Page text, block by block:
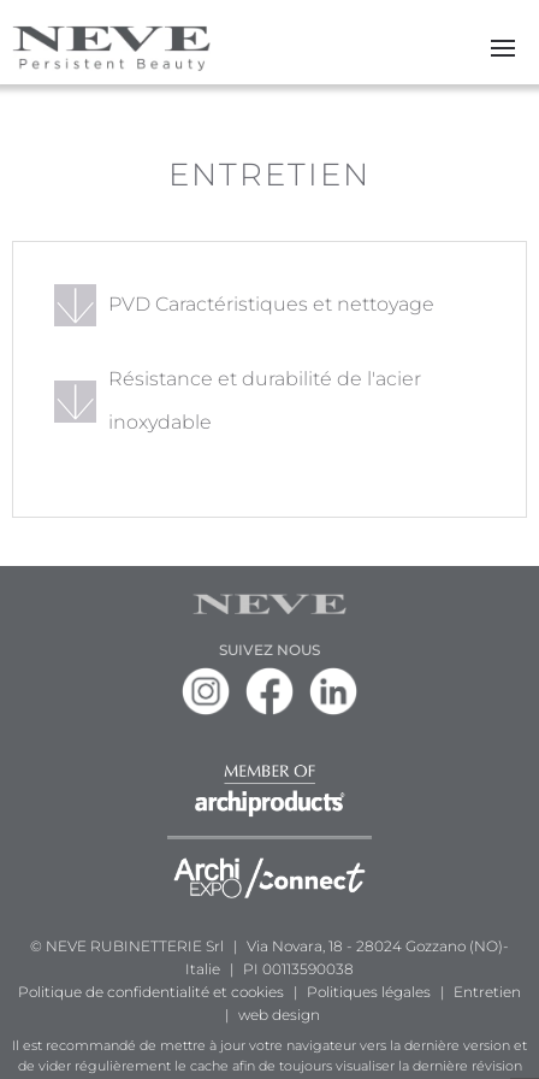
Skip to main content
ENTRETIEN
PVD Caractéristiques et nettoyage
Résistance et durabilité de l'acier
inoxydable
SUIVEZ NOUS
© NEVE RUBINETTERIE Srl | Via Novara, 18 - 28024 Gozzano (NO)-
Italie |
PI 00113590038
Politique de confidentialité et cookies | Politiques légales |
Entretien
| web design
Il est recommandé de mettre à jour votre navigateur vers la dernière version et
de vider régulièrement le cache afin de toujours visualiser la dernière révision